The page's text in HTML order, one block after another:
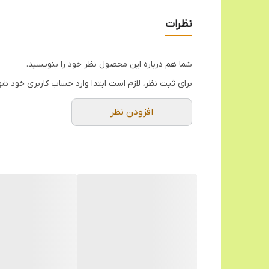
نظرات
شما هم درباره این محصول نظر خود را بنویسید.
برای ثبت نظر، لازم است ابتدا وارد حساب کاربری خود
افزودن نظر